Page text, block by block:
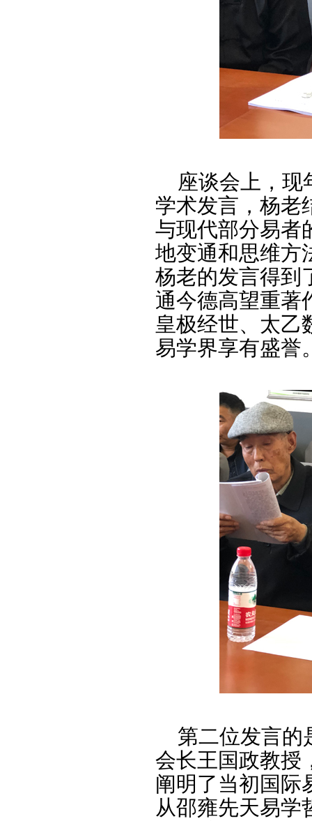
座谈会上，现
学术发言，杨老
与现代部分易者
地变通和思维方
杨老的发言得到
通今德高望重著
皇极经世、太乙
易学界享有盛誉
第二位发言的
会长王国政教授
阐明了当初国际
从邵雍先天易学